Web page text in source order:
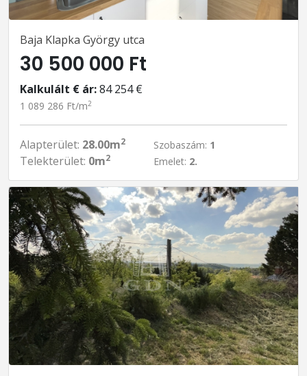
Baja Klapka György utca
30 500 000 Ft
Kalkulált € ár:84 254 €
1 089 286 Ft/m2
Alapterület: 28.00m2
Telekterület: 0m2
Szobaszám: 1
Emelet: 2.